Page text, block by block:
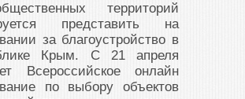
территорий
представить на
за благоустройство в
Крым. С 21 апреля
Всероссийское онлайн
по выбору объектов